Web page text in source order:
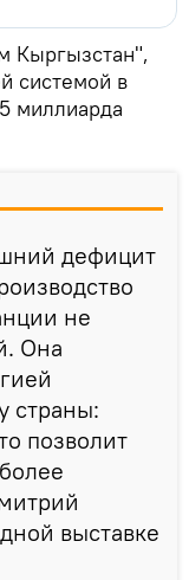
Кыргызстан",
системой в
миллиарда
дефицит
не
Она
страны:
позволит
выставке